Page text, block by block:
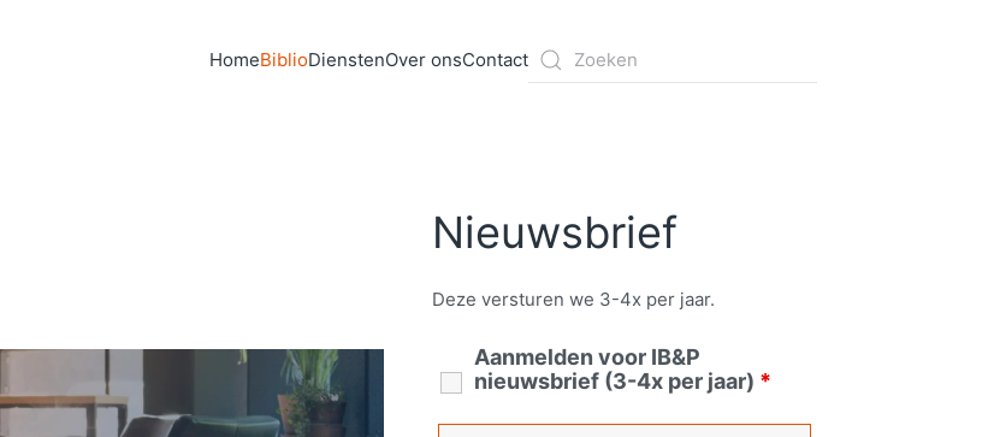
HomeBiblioDienstenOver onsContact
Nieuwsbrief
Deze versturen we 3-4x per jaar.
Aanmelden voor IB&P
nieuwsbrief (3-4x per jaar) *